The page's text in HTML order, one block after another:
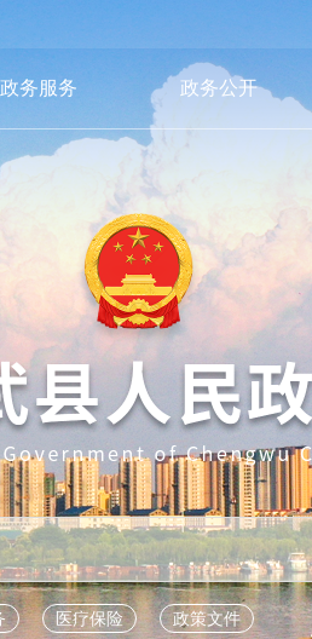
政务服务 政务公开
医疗保险 政策文件